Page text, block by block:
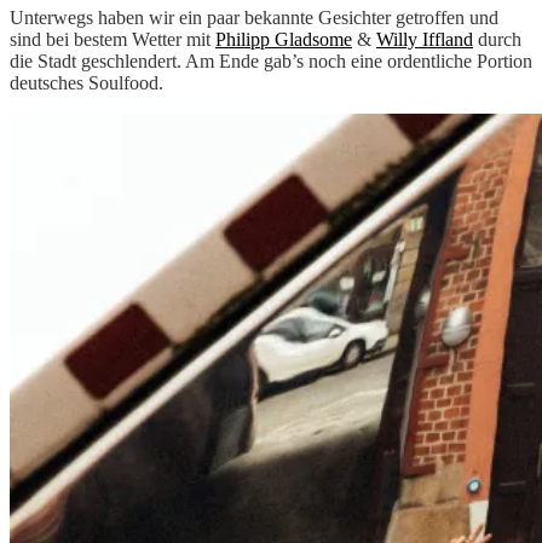
Unterwegs haben wir ein paar bekannte Gesichter getroffen und
sind bei bestem Wetter mit Philipp Gladsome & Willy Iffland durch
die Stadt geschlendert. Am Ende gab’s noch eine ordentliche Portion
deutsches Soulfood.